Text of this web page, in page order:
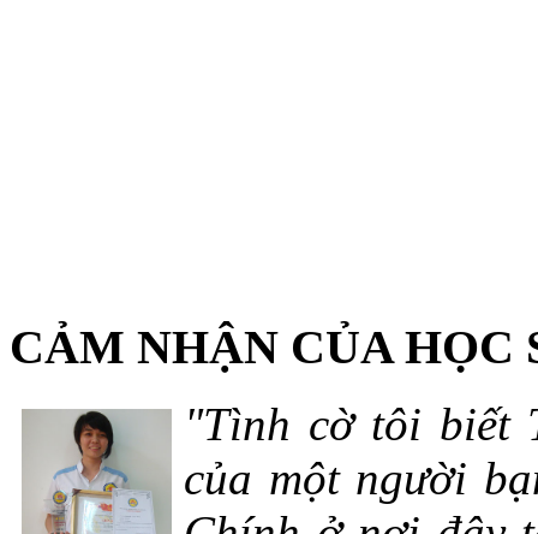
CẢM NHẬN CỦA HỌC
"Tình cờ tôi biết
của một người